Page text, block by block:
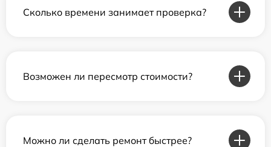
Сколько времени занимает проверка?
Возможен ли пересмотр стоимости?
Можно ли сделать ремонт быстрее?